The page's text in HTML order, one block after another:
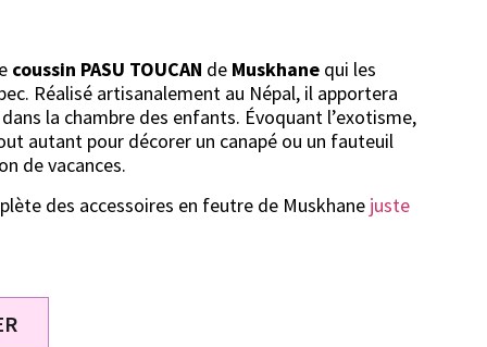
coussin PASU TOUCAN de Muskhane qui les
Réalisé artisanalement au Népal, il apportera
la chambre des enfants. Évoquant l’exotisme,
autant pour décorer un canapé ou un fauteuil
de vacances.
des accessoires en feutre de Muskhane juste